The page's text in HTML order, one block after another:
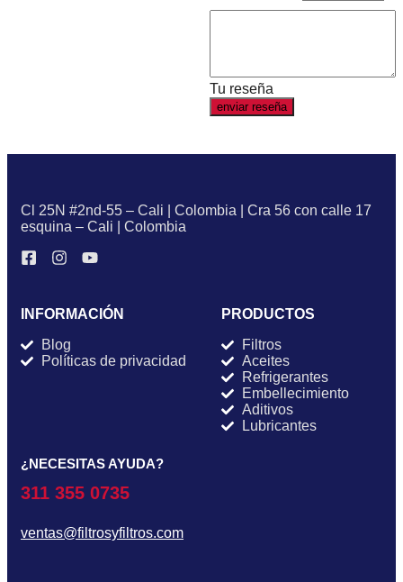
Tu reseña
Cl 25N #2nd-55 – Cali | Colombia | Cra 56 con calle 17
esquina – Cali | Colombia
INFORMACIÓN
Blog
Políticas de privacidad
PRODUCTOS
Filtros
Aceites
Refrigerantes
Embellecimiento
Aditivos
Lubricantes
¿NECESITAS AYUDA?
311 355 0735
ventas@filtrosyfiltros.com